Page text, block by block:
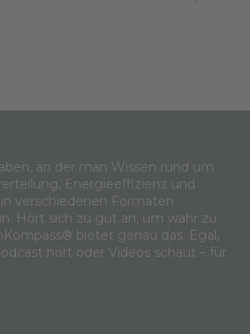
an der man Wissen rund um
Energieeffizienz und
verschiedenen Formaten
Hört sich zu gut an, um wahr zu
bietet genau das. Egal,
hört oder Videos schaut – für